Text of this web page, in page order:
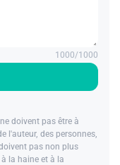
1000/1000
doivent pas être à
l'auteur, des personnes,
pas non plus
la haine et à la